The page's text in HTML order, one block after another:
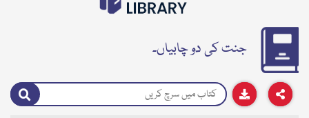
جنت کی دو چابیاں۔